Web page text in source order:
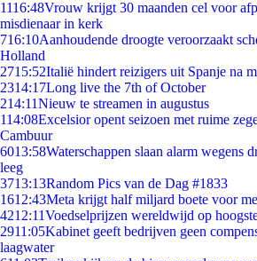
1116:48Vrouw krijgt 30 maanden cel voor
misdienaar in kerk
716:10Aanhoudende droogte veroorzaakt
Holland
2715:52Italië hindert reizigers uit Spanje na
2314:17Long live the 7th of October
214:11Nieuw te streamen in augustus
114:08Excelsior opent seizoen met ruime
Cambuur
6013:58Waterschappen slaan alarm wegens
leeg
3713:13Random Pics van de Dag #1833
1612:43Meta krijgt half miljard boete voor
4212:11Voedselprijzen wereldwijd op
2911:05Kabinet geeft bedrijven geen
laagwater